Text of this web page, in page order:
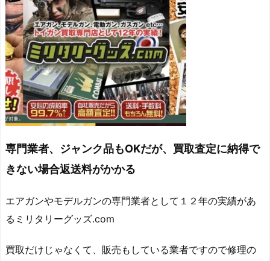
専門業者、ジャンク品もOKだが、買取査定に納得で
きない場合返送料がかかる
エアガンやモデルガンの専門業者として１２年の実績があ
るミリタリーグッズ.com
買取だけじゃなくて、販売もしている業者ですので修理の